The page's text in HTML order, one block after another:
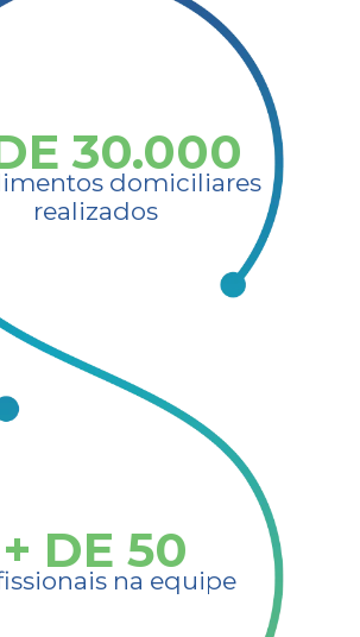
30.000
domiciliares
realizados
+ DE 50
na equipe​